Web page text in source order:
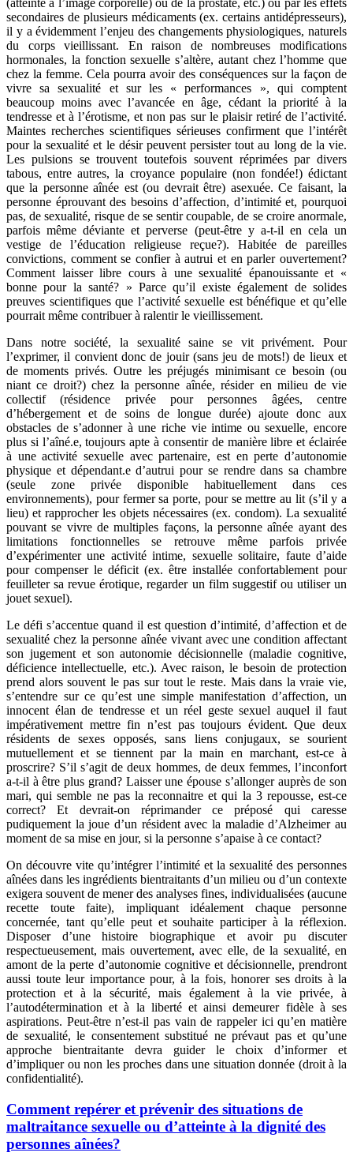
secondaires de plusieurs médicaments (ex. certains antidépresseurs),
il y a évidemment l’enjeu des changements physiologiques, naturels
du corps vieillissant. En raison de nombreuses modifications
hormonales, la fonction sexuelle s’altère, autant chez l’homme que
chez la femme. Cela pourra avoir des conséquences sur la façon de
vivre sa sexualité et sur les « performances », qui comptent
beaucoup moins avec l’avancée en âge, cédant la priorité à la
tendresse et à l’érotisme, et non pas sur le plaisir retiré de l’activité.
Maintes recherches scientifiques sérieuses confirment que l’intérêt
pour la sexualité et le désir peuvent persister tout au long de la vie.
Les pulsions se trouvent toutefois souvent réprimées par divers
tabous, entre autres, la croyance populaire (non fondée!) édictant
que la personne aînée est (ou devrait être) asexuée. Ce faisant, la
personne éprouvant des besoins d’affection, d’intimité et, pourquoi
pas, de sexualité, risque de se sentir coupable, de se croire anormale,
parfois même déviante et perverse (peut-être y a-t-il en cela un
vestige de l’éducation religieuse reçue?). Habitée de pareilles
convictions, comment se confier à autrui et en parler ouvertement?
Comment laisser libre cours à une sexualité épanouissante et «
bonne pour la santé? » Parce qu’il existe également de solides
preuves scientifiques que l’activité sexuelle est bénéfique et qu’elle
pourrait même contribuer à ralentir le vieillissement.
Dans notre société, la sexualité saine se vit privément. Pour
l’exprimer, il convient donc de jouir (sans jeu de mots!) de lieux et
de moments privés. Outre les préjugés minimisant ce besoin (ou
niant ce droit?) chez la personne aînée, résider en milieu de vie
collectif (résidence privée pour personnes âgées, centre
d’hébergement et de soins de longue durée) ajoute donc aux
obstacles de s’adonner à une riche vie intime ou sexuelle, encore
plus si l’aîné.e, toujours apte à consentir de manière libre et éclairée
à une activité sexuelle avec partenaire, est en perte d’autonomie
physique et dépendant.e d’autrui pour se rendre dans sa chambre
(seule zone privée disponible habituellement dans ces
environnements), pour fermer sa porte, pour se mettre au lit (s’il y a
lieu) et rapprocher les objets nécessaires (ex. condom). La sexualité
pouvant se vivre de multiples façons, la personne aînée ayant des
limitations fonctionnelles se retrouve même parfois privée
d’expérimenter une activité intime, sexuelle solitaire, faute d’aide
pour compenser le déficit (ex. être installée confortablement pour
feuilleter sa revue érotique, regarder un film suggestif ou utiliser un
jouet sexuel).
Le défi s’accentue quand il est question d’intimité, d’affection et de
sexualité chez la personne aînée vivant avec une condition affectant
son jugement et son autonomie décisionnelle (maladie cognitive,
déficience intellectuelle, etc.). Avec raison, le besoin de protection
prend alors souvent le pas sur tout le reste. Mais dans la vraie vie,
s’entendre sur ce qu’est une simple manifestation d’affection, un
innocent élan de tendresse et un réel geste sexuel auquel il faut
impérativement mettre fin n’est pas toujours évident. Que deux
résidents de sexes opposés, sans liens conjugaux, se sourient
mutuellement et se tiennent par la main en marchant, est-ce à
proscrire? S’il s’agit de deux hommes, de deux femmes, l’inconfort
a-t-il à être plus grand? Laisser une épouse s’allonger auprès de son
mari, qui semble ne pas la reconnaitre et qui la 3 repousse, est-ce
correct? Et devrait-on réprimander ce préposé qui caresse
pudiquement la joue d’un résident avec la maladie d’Alzheimer au
moment de sa mise en jour, si la personne s’apaise à ce contact?
On découvre vite qu’intégrer l’intimité et la sexualité des personnes
aînées dans les ingrédients bientraitants d’un milieu ou d’un contexte
exigera souvent de mener des analyses fines, individualisées (aucune
recette toute faite), impliquant idéalement chaque personne
concernée, tant qu’elle peut et souhaite participer à la réflexion.
Disposer d’une histoire biographique et avoir pu discuter
respectueusement, mais ouvertement, avec elle, de la sexualité, en
amont de la perte d’autonomie cognitive et décisionnelle, prendront
aussi toute leur importance pour, à la fois, honorer ses droits à la
protection et à la sécurité, mais également à la vie privée, à
l’autodétermination et à la liberté et ainsi demeurer fidèle à ses
aspirations. Peut-être n’est-il pas vain de rappeler ici qu’en matière
de sexualité, le consentement substitué ne prévaut pas et qu’une
approche bientraitante devra guider le choix d’informer et
d’impliquer ou non les proches dans une situation donnée (droit à la
confidentialité).
Comment repérer et prévenir des situations de
maltraitance sexuelle ou d’atteinte à la dignité des
personnes aînées?